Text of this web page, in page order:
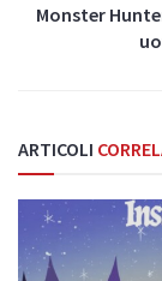
Monster
ARTICOLI